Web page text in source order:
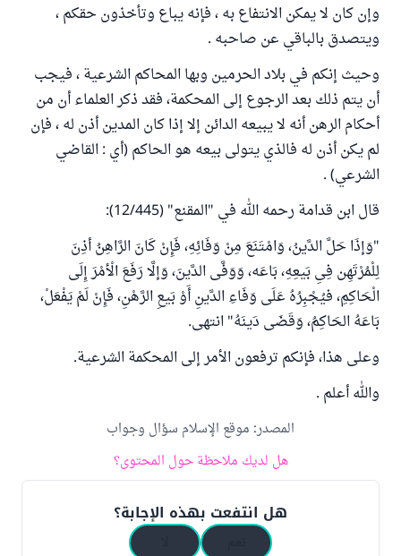
وإن كان لا يمكن الانتفاع به ، فإنه يباع وتأخذون حقكم ،
ويتصدق بالباقي عن صاحبه .
وحيث إنكم في بلاد الحرمين وبها المحاكم الشرعية ، فيجب
أن يتم ذلك بعد الرجوع إلى المحكمة، فقد ذكر العلماء أن من
أحكام الرهن أنه لا يبيعه الدائن إلا إذا كان المدين أذن له ، فإن
لم يكن أذن له فالذي يتولى بيعه هو الحاكم (أي : القاضي
الشرعي) .
قال ابن قدامة رحمه الله في "المقنع" (12/445):
"وَإذَا حَلَّ الدَّينُ، وَامْتَنَعَ مِنْ وَفَائِهِ، فَإِنْ كَانَ الرَّاهِنُ أذِنَ
لِلْمُرْتَهِن فِىِ بَيعِهِ، بَاعَه، وَوَفَّى الدَّينَ، وَإلَّا رَفَعَ الْأمْرَ إِلَى
الْحَاكِمِ، فيُجْبِرُهُ عَلَى وَفَاءِ الدَّينِ أَوْ بَيعِ الرَّهْنِ، فَإِنْ لَمْ يَفْعَلْ،
بَاعَهُ الحَاكِمُ، وَقَضَى دَينَهُ" انتهى.
وعلى هذا، فإنكم ترفعون الأمر إلى المحكمة الشرعية.
والله أعلم .
المصدر:موقع الإسلام سؤال وجواب
هل لديك ملاحظة حول المحتوى؟
هل انتفعت بهذه الإجابة؟